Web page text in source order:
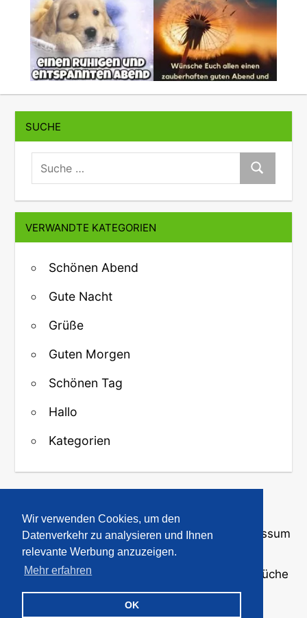
Wir verwenden Cookies, um den
Datenverkehr zu analysieren und Ihnen
relevante Werbung anzuzeigen.
Mehr erfahren
OK
SUCHE
suche:
Suche
VERWANDTE KATEGORIEN
Schönen Abend
Gute Nacht
Grüße
Guten Morgen
Schönen Tag
Hallo
Kategorien
↑ Zurück zum Anfang
Über uns·Kontakt·Datenschutz Impressum
© 2008-2026
· Bilder und Sprüche
für WhatsApp und Profile